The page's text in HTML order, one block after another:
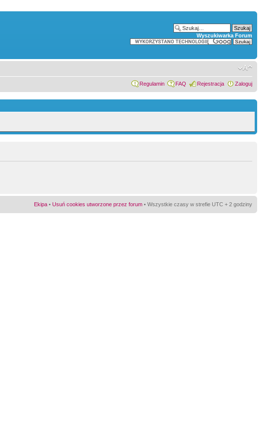
Wyszukiwarka Forum
Regulamin FAQ Rejestracja Zaloguj
Ekipa • Usuń cookies utworzone przez forum • Wszystkie czasy w strefie UTC + 2 godziny